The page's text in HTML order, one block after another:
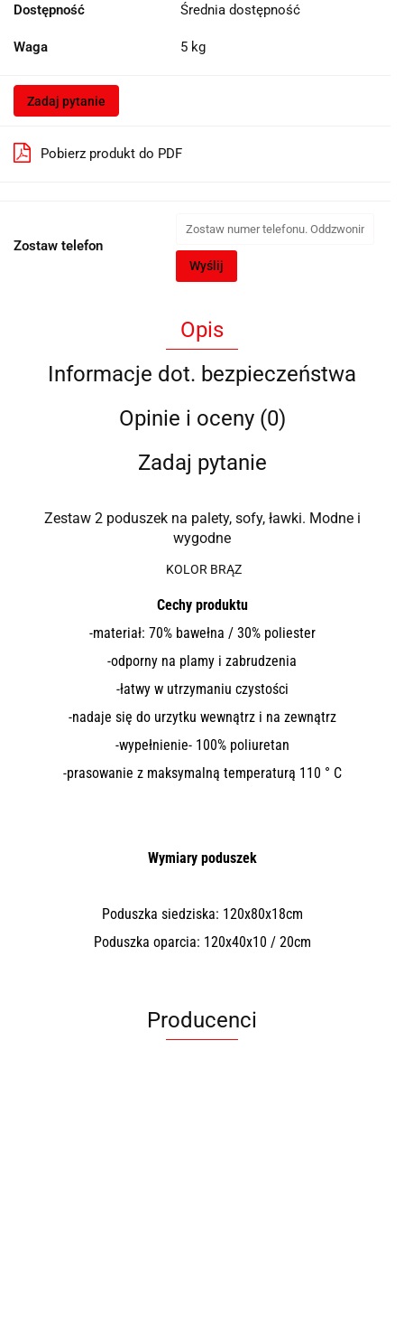
Dostępność Średnia dostępność
Waga 5 kg
Zadaj pytanie
Pobierz produkt do PDF
Zostaw telefon
Wyślij
Opis
Informacje dot. bezpieczeństwa
Opinie i oceny (0)
Zadaj pytanie
Zestaw 2 poduszek na palety, sofy, ławki. Modne i
wygodne
KOLOR BRĄZ
Cechy produktu
-materiał: 70% bawełna / 30% poliester
-odporny na plamy i zabrudzenia
-łatwy w utrzymaniu czystości
-nadaje się do urzytku wewnątrz i na zewnątrz
-wypełnienie- 100% poliuretan
-prasowanie z maksymalną temperaturą 110 ° C
Wymiary poduszek
Poduszka siedziska: 120x80x18cm
Poduszka oparcia: 120x40x10 / 20cm
Producenci